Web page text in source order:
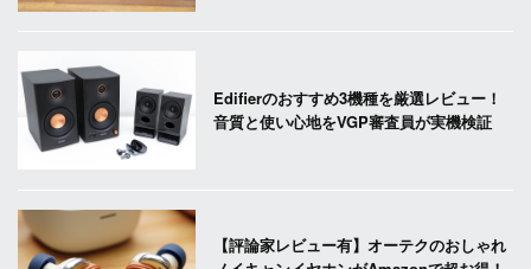
Edifierのおすすめ3機種を厳選レビュー！
音質と使い心地をVGP審査員が実機検証
【評論家レビュー有】オーテクのおしゃれ